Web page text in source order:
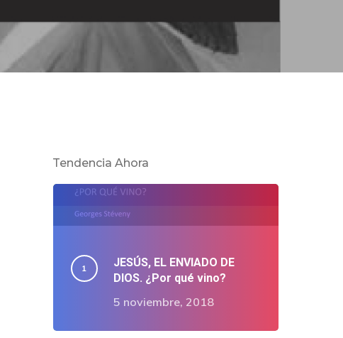
Tendencia Ahora
JESÚS, EL ENVIADO DE
DIOS. ¿Por qué vino?
5 noviembre, 2018